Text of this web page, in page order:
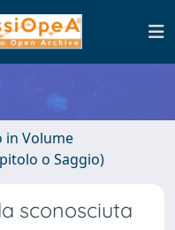
in Volume
o Saggio)
sconosciuta